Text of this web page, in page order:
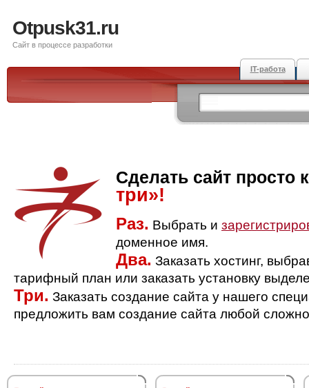
Otpusk31.ru
Сайт в процессе разработки
IT-работа
Сделать сайт просто
три»!
Раз. Выбрать и
доменное имя.
Два. Заказать хостинг,
тарифный план или заказать установку
Три. Заказать создание сайта у нашего
предложить вам создание сайта любой